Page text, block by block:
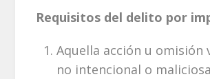
Requisitos del delito por
Aquella acción u omisión
no intencional o